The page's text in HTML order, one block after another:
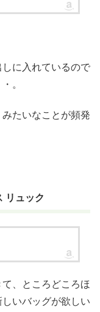
に入れているので
。
たいなことが頻発
リュック
、ところどころほ
いバッグが欲しい